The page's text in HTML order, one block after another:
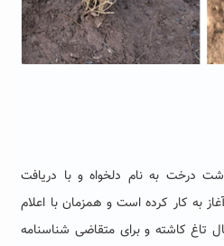
۱۴۰۰ پویش کاشت درخت به نام دلخواه و با دریافت
به کار کرده است و همزمان با اعلام
تاغ کاشته و برای متقاضی شناسنامه